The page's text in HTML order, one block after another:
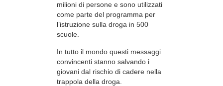
milioni di persone e sono utilizzati
come parte del programma per
l’istruzione sulla droga in 500
scuole.
In tutto il mondo questi messaggi
convincenti stanno salvando i
giovani dal rischio di cadere nella
trappola della droga.